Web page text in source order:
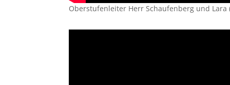
Oberstufenleiter Herr Schaufenberg und Lara